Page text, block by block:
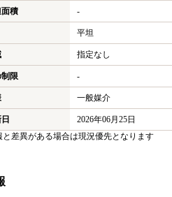
積 -
平坦
指定なし
限 -
一般媒介
2026年06月25日
差異がある場合は現況優先となります